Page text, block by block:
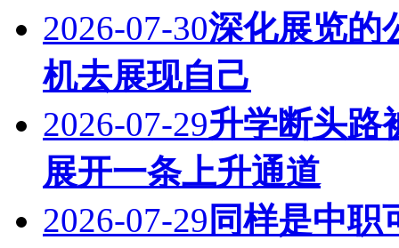
2026-07-30深化展览的
机去展现自己
2026-07-29升学断头路
展开一条上升通道
2026-07-29 同样是中职